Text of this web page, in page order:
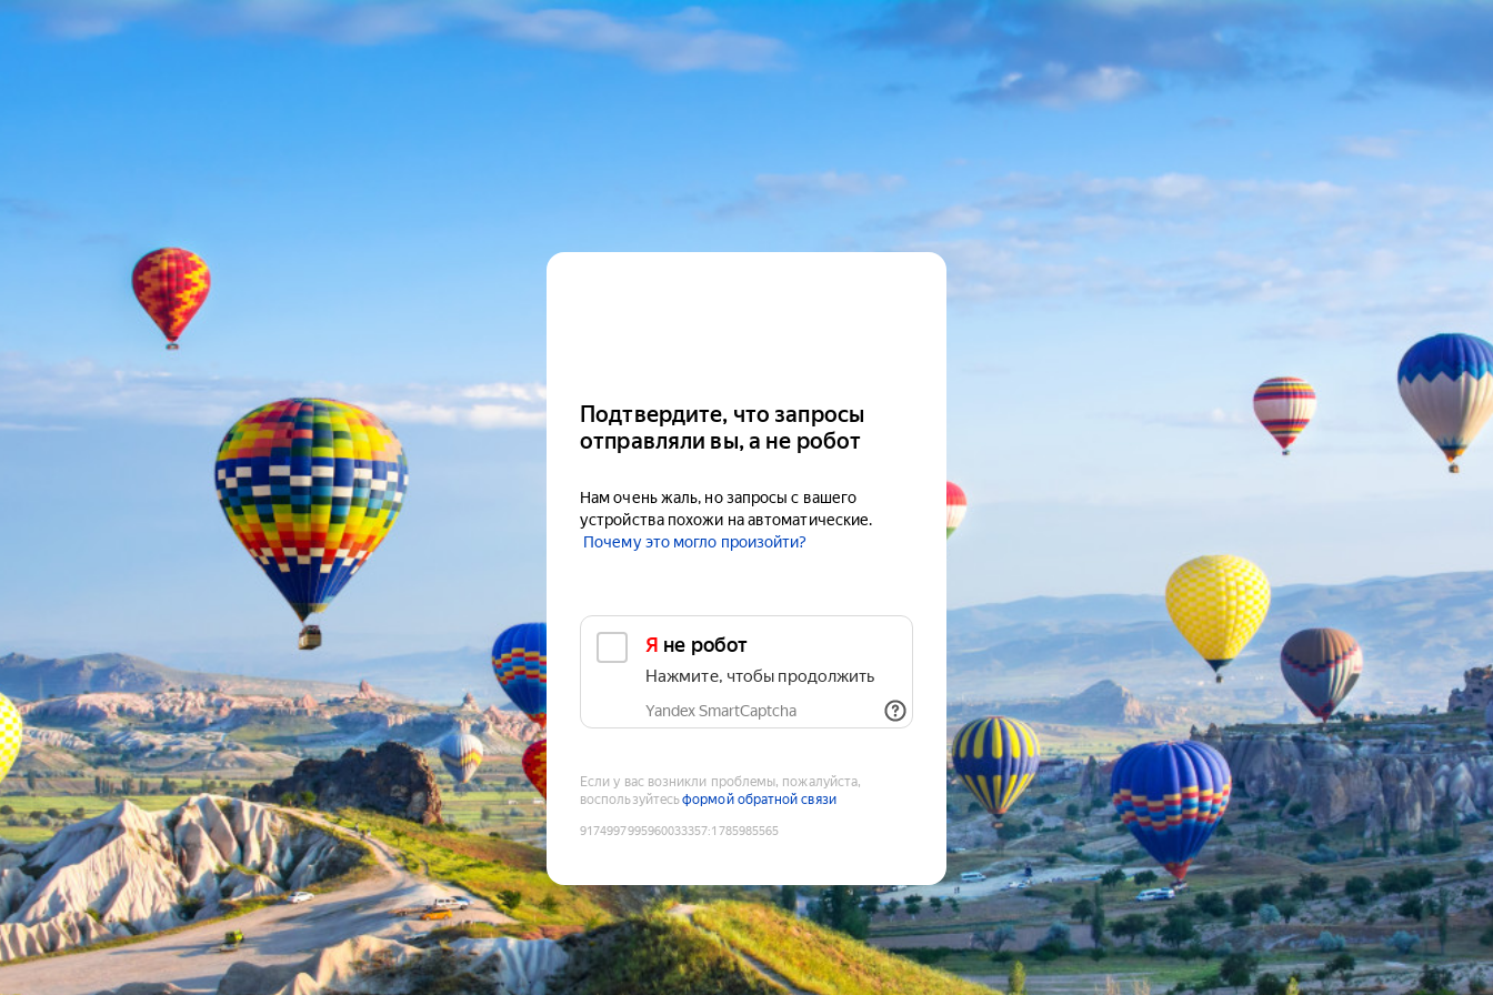
Подтвердите, что запросы
отправляли вы, а не робот
Нам очень жаль, но запросы с вашего
устройства похожи на автоматические.
Почему это могло произойти?
Я не робот
Нажмите, чтобы продолжить
Yandex SmartCaptcha
Если у вас возникли проблемы, пожалуйста,
воспользуйтесьформой обратной связи
9174997995960033357:1785985565